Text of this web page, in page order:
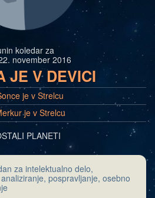
koledar za
november 2016
JE V DEVICI
je v Strelcu
je v Strelcu
PLANETI
za intelektualno delo,
pospravljanje, osebno